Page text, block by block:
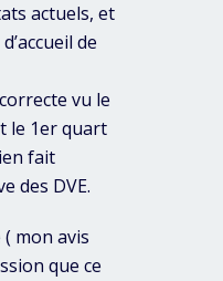
actuels, et
de
vu le
le 1er quart
fait
des DVE.
mon avis
que ce